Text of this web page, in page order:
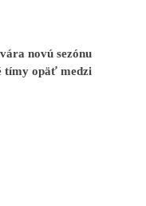
novú sezónu
tímy opäť medzi